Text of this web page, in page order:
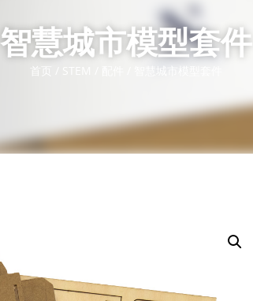
智慧城市模型套件
首页 / 智慧城市模型套件